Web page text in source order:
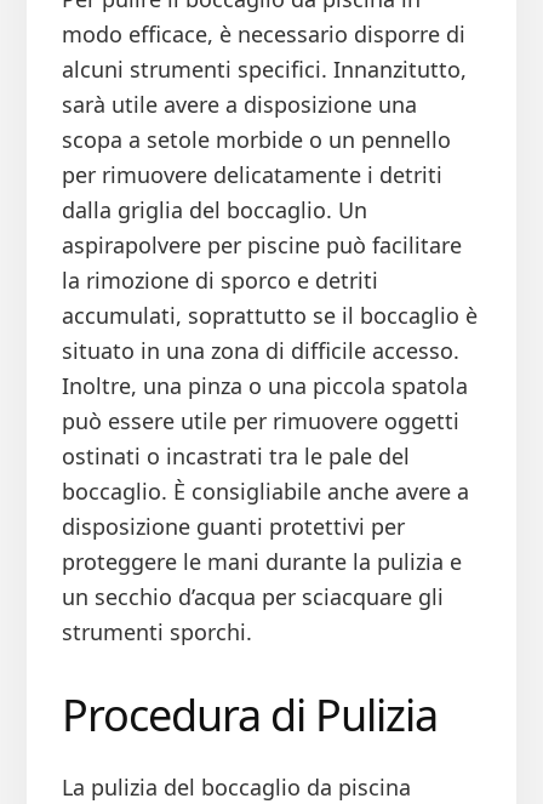
modo efficace, è necessario disporre di
alcuni strumenti specifici. Innanzitutto,
sarà utile avere a disposizione una
scopa a setole morbide o un pennello
per rimuovere delicatamente i detriti
dalla griglia del boccaglio. Un
aspirapolvere per piscine può facilitare
la rimozione di sporco e detriti
accumulati, soprattutto se il boccaglio è
situato in una zona di difficile accesso.
Inoltre, una pinza o una piccola spatola
può essere utile per rimuovere oggetti
ostinati o incastrati tra le pale del
boccaglio. È consigliabile anche avere a
disposizione guanti protettivi per
proteggere le mani durante la pulizia e
un secchio d’acqua per sciacquare gli
strumenti sporchi.
Procedura di Pulizia
La pulizia del boccaglio da piscina